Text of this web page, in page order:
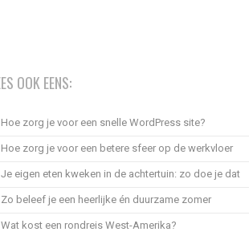
OOK EENS:
Hoe zorg je voor een snelle WordPress site?
Hoe zorg je voor een betere sfeer op de werkvloer
Je eigen eten kweken in de achtertuin: zo doe je dat
Zo beleef je een heerlijke én duurzame zomer
Wat kost een rondreis West-Amerika?